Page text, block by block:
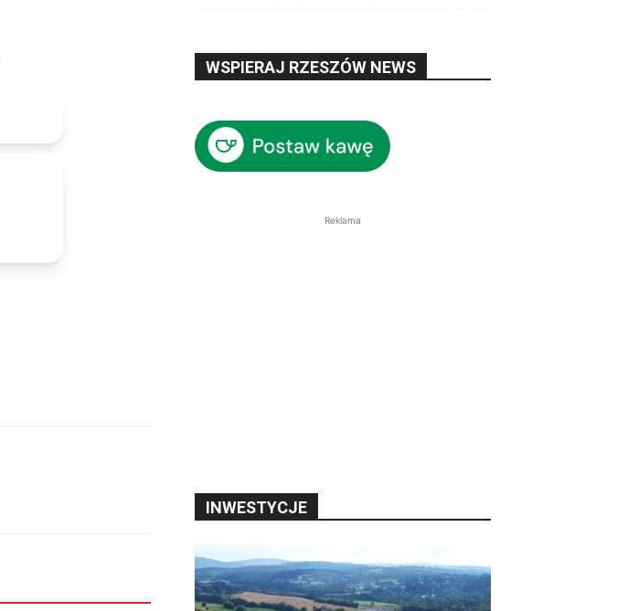
WSPIERAJ RZESZÓW NEWS
Reklama
INWESTYCJE